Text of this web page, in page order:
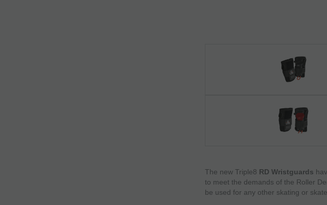
The new Triple8 RD Wristguards
to meet the demands of the Roller
be used for any other skating or